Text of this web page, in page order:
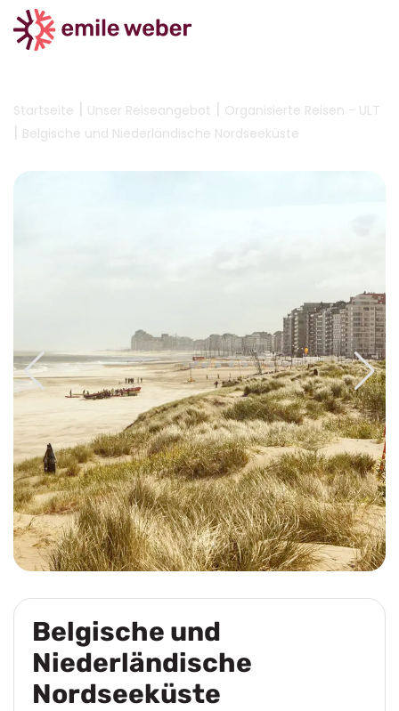
Startseite | Unser Reiseangebot | Organisierte Reisen - ULT
| Belgische und Niederländische Nordseeküste
Belgische und
Niederländische
Nordseeküste